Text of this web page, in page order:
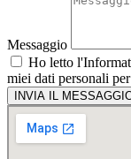
Messaggio
Ho letto l'
miei dati personali
INVIA IL